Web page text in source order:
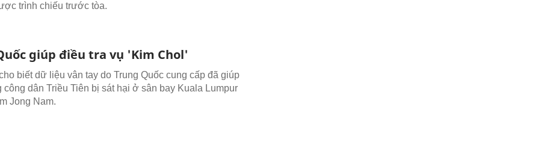
trình chiếu trước tòa.
giúp điều tra vụ 'Kim Chol'
biết dữ liệu vân tay do Trung Quốc cung cấp đã giúp
công dân Triều Tiên bị sát hại ở sân bay Kuala Lumpur
Jong Nam.